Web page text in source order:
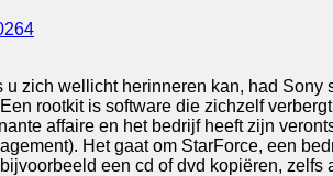
zich wellicht herinneren kan, had
rootkit is software die zichzelf
affaire en het bedrijf heeft zijn
Het gaat om StarForce, een
een cd of dvd kopiëren,